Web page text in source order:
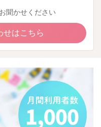
聞かせください
せはこちら